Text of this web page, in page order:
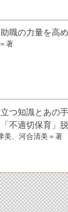
職の力量を高
著
立つ知識とあの
不適切保育」
美、河合清美＝著